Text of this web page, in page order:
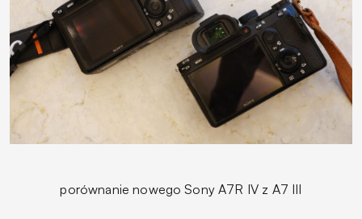
porównanie nowego Sony A7R IV z A7 III